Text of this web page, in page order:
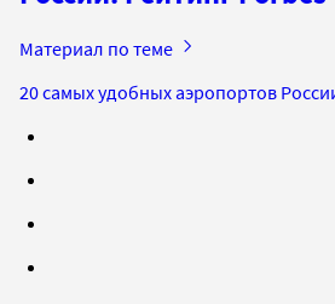
Материал по теме
20 самых удобных аэропортов